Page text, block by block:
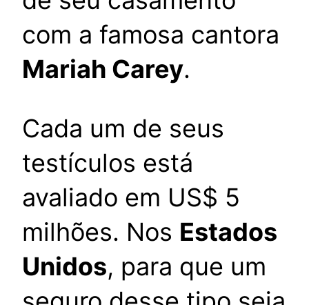
com a famosa cantora
Mariah Carey.
Cada um de seus
testículos está
avaliado em US$ 5
milhões. Nos Estados
Unidos, para que um